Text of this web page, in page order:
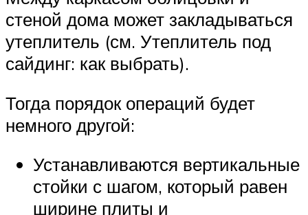
стеной дома может закладываться
утеплитель (см. Утеплитель под
сайдинг: как выбрать).
Тогда порядок операций будет
немного другой:
Устанавливаются вертикальные
стойки с шагом, который равен
ширине плиты и